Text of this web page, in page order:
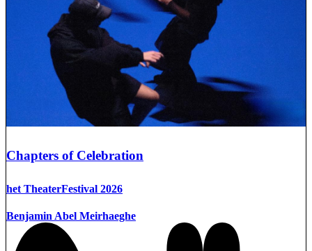
Chapters of Celebration
het TheaterFestival 2026
Benjamin Abel Meirhaeghe